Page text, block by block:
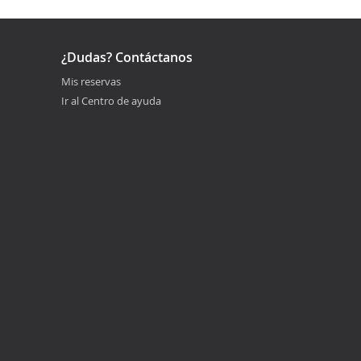
¿Dudas? Contáctanos
Mis reservas
Ir al Centro de ayuda